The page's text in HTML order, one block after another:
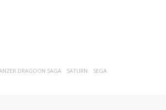
DRAGOON SAGA SATURN SEGA